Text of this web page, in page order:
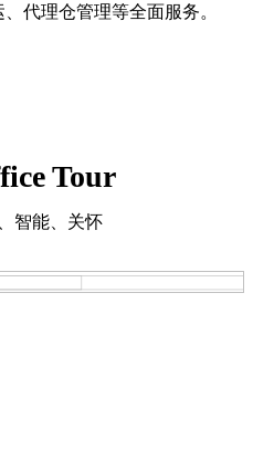
代理仓管理等全面服务。
Tour
智能、关怀